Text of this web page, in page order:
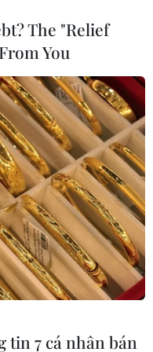
phố Biên Hòa
Tuyên (TTXVN)
The "Relief
You
tin 7 cá nhân bán